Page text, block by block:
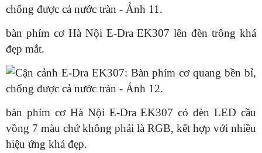
bàn phím cơ Hà Nội E-Dra EK307 lên đèn trông khá
đẹp mắt.
bàn phím cơ Hà Nội E-Dra EK307 có đèn LED cầu
vồng 7 màu chứ không phải là RGB, kết hợp với nhiều
hiệu ứng khá đẹp.